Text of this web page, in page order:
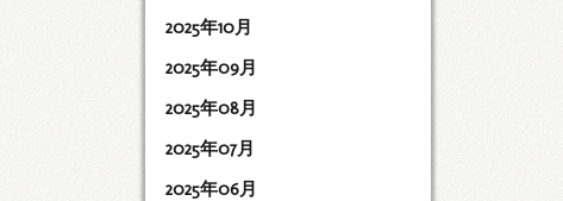
2025年10月
2025年09月
2025年08月
2025年07月
2025年06月